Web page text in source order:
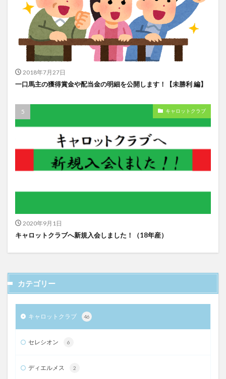
2018年7月27日
一口馬主の獲得賞金や配当金の明細を公開します！【未勝利 編】
キャロットクラブ
2020年9月1日
キャロットクラブへ新規入会しました！（18年産）
カテゴリー
キャロットクラブ 46
セレシオン 6
ディエルメス 2